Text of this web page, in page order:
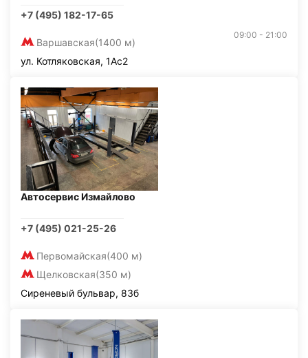
+7 (495) 182-17-65
Варшавская(1400 м)
09:00 - 21:00
ул. Котляковская, 1Ас2
Автосервис Измайлово
+7 (495) 021-25-26
Первомайская(400 м)
Щелковская(350 м)
Сиреневый бульвар, 83б